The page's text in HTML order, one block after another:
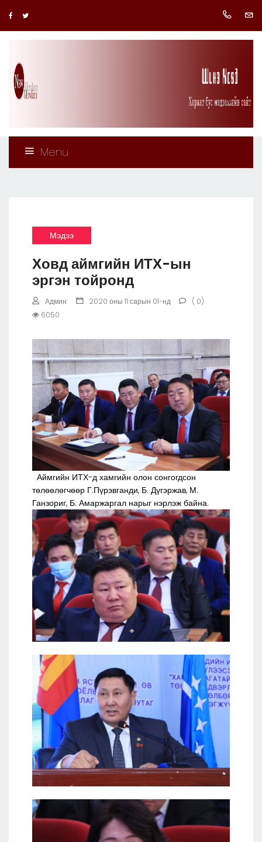
Menu
Мэдээ
Ховд аймгийн ИТХ-ын
эргэн тойронд
Админ: 2020 оны 11 сарын 01-нд
( 0)
6050
Аймгийн ИТХ-д хамгийн олон сонгогдсон
төлөөлөгчөөр Г.Пүрэвганди, Б. Дүгэржав, М.
Ганзориг, Б. Амаржаргал нарыг нэрлэж байна.